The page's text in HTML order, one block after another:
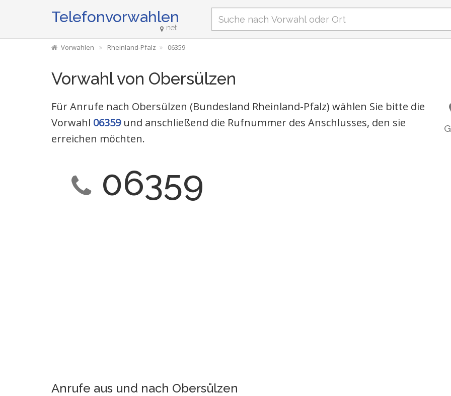
Telefonvorwahlen
net
Vorwahlen Rheinland-Pfalz 06359
Vorwahl von Obersülzen
Für Anrufe nach Obersülzen (Bundesland Rheinland-Pfalz) wählen Sie bitte die
Vorwahl 06359und anschließend die Rufnummer des Anschlusses, den sie
erreichen möchten.
06359
Anrufe aus und nach Obersülzen